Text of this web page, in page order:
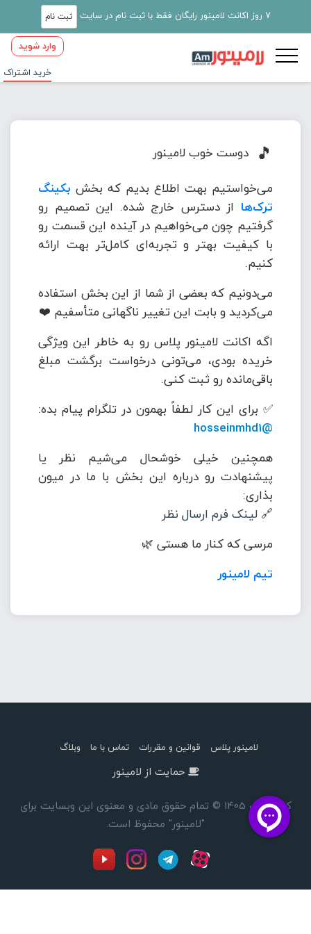
7 روز اکانت لامینور رایگان فقط با ثبت نام در سایت ثبت نام
وارد شوید
خرید اشتراک
🎵 دوست خوب لامینور
می‌خواستیم بهت اطلاع بدیم که بخش بکینگ
ترک‌ها از دسترس خارج شده. این تصمیم رو
گرفتیم چون می‌خواهیم در آینده این قسمت رو
با کیفیت بهتر و تجربه‌ای کامل‌تر بهت ارائه
کنیم.
می‌دونیم که بعضی از شما از این بخش استفاده
می‌کردید و بابت این تغییر ناگهانی متأسفیم ❤️
اگه اکانت لامینور پلاس رو به خاطر این ویژگی
خریده بودی، می‌تونی درخواست برگشت مبلغ
باقی‌مانده رو ثبت کنی.
✅ برای این کار لطفاً بهمون در تلگرام پیام بده:
@hosseinmhd1
همچنین خیلی خوشحال می‌شیم نظر یا
پیشنهادت رو درباره این بخش با ما در میون
بذاری:
🔗 لینک فرم ارسال نظر
مرسی که کنار ما هستی 🌿
تیم لامینور
لامینور پلاس قوانین و مقررات تماس با ما وبلاگ
حمایت از لامینور
کپی رایت 1405 © تمام حقوق مادی و معنوی این وبسایت برای
"لامینور" محفوظ است.